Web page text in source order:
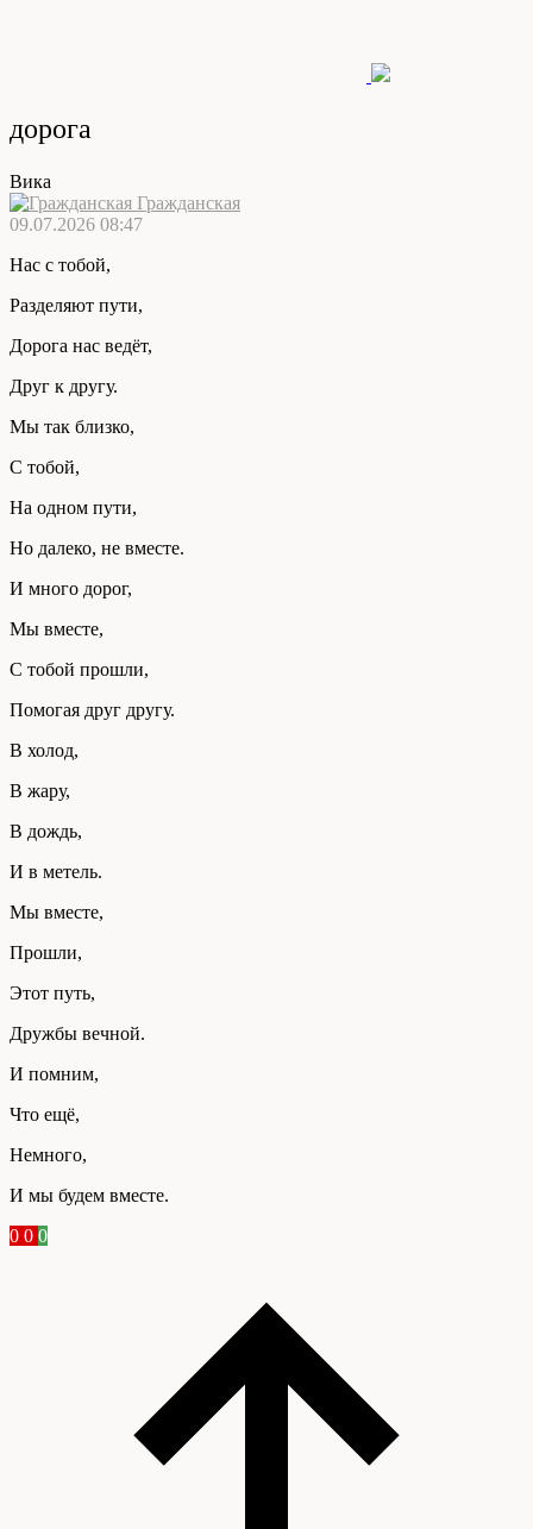
дорога
Вика
Гражданская
09.07.2026 08:47
Нас с тобой,
Разделяют пути,
Дорога нас ведёт,
Друг к другу.
Мы так близко,
С тобой,
На одном пути,
Но далеко, не вместе.
И много дорог,
Мы вместе,
С тобой прошли,
Помогая друг другу.
В холод,
В жару,
В дождь,
И в метель.
Мы вместе,
Прошли,
Этот путь,
Дружбы вечной.
И помним,
Что ещё,
Немного,
И мы будем вместе.
0 0 0